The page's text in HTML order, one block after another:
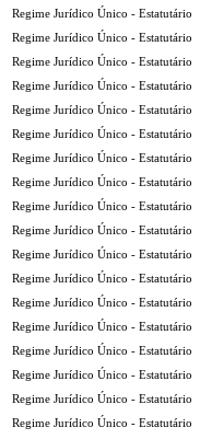
Regime Jurídico Único - Estatutário
Regime Jurídico Único - Estatutário
Regime Jurídico Único - Estatutário
Regime Jurídico Único - Estatutário
Regime Jurídico Único - Estatutário
Regime Jurídico Único - Estatutário
Regime Jurídico Único - Estatutário
Regime Jurídico Único - Estatutário
Regime Jurídico Único - Estatutário
Regime Jurídico Único - Estatutário
Regime Jurídico Único - Estatutário
Regime Jurídico Único - Estatutário
Regime Jurídico Único - Estatutário
Regime Jurídico Único - Estatutário
Regime Jurídico Único - Estatutário
Regime Jurídico Único - Estatutário
Regime Jurídico Único - Estatutário
Regime Jurídico Único - Estatutário